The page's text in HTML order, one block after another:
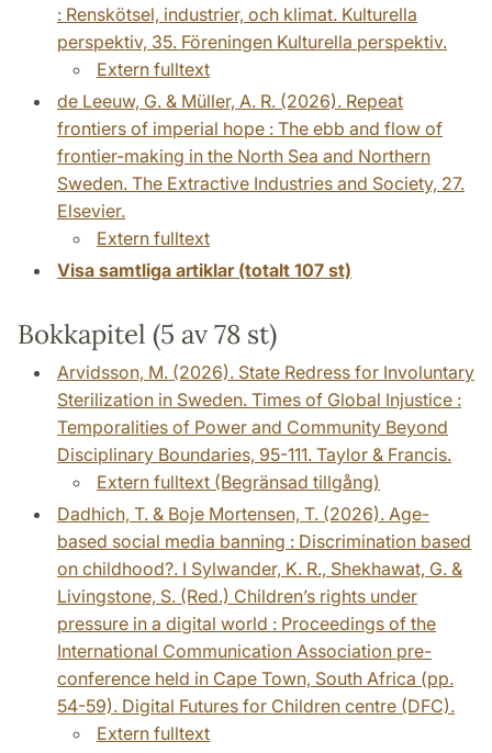
: Renskötsel, industrier, och klimat. Kulturella
perspektiv, 35. Föreningen Kulturella perspektiv.
Extern fulltext
de Leeuw, G. & Müller, A. R. (2026). Repeat
frontiers of imperial hope : The ebb and flow of
frontier-making in the North Sea and Northern
Sweden. The Extractive Industries and Society, 27.
Elsevier.
Extern fulltext
Visa samtliga artiklar (totalt 107 st)
Bokkapitel (5 av 78 st)
Arvidsson, M. (2026). State Redress for Involuntary
Sterilization in Sweden. Times of Global Injustice :
Temporalities of Power and Community Beyond
Disciplinary Boundaries, 95-111. Taylor & Francis.
Extern fulltext (Begränsad tillgång)
Dadhich, T. & Boje Mortensen, T. (2026). Age-
based social media banning : Discrimination based
on childhood?. I Sylwander, K. R., Shekhawat, G. &
Livingstone, S. (Red.) Children’s rights under
pressure in a digital world : Proceedings of the
International Communication Association pre-
conference held in Cape Town, South Africa (pp.
54-59). Digital Futures for Children centre (DFC).
Extern fulltext